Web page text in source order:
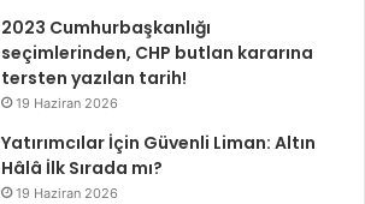
2023 Cumhurbaşkanlığı
seçimlerinden, CHP butlan kararına
tersten yazılan tarih!
19 Haziran 2026
Yatırımcılar İçin Güvenli Liman: Altın
Hâlâ İlk Sırada mı?
19 Haziran 2026